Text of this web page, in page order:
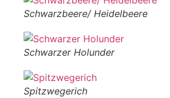
Schwarzbeere/ Heidelbeere
Schwarzer Holunder
Spitzwegerich